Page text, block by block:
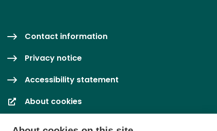
Contact information
Privacy notice
Accessibility statement
About cookies